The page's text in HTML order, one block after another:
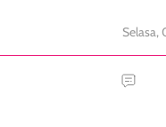
Selasa,